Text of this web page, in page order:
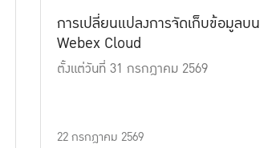
การเปลี่ยนแปลงการจัดเก็บข้อมูลบน
Webex Cloud
ตั้งแต่วันที่ 31 กรกฎาคม 2569
22 กรกฎาคม 2569